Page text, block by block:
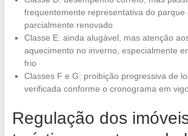
frequentemente representativa do parque
parcialmente renovado
Classe E: ainda alugável, mas atenção
aquecimento no inverno, especialmente
frio
Classes F e G: proibição progressiva de
verificada conforme o cronograma em
Regulação dos